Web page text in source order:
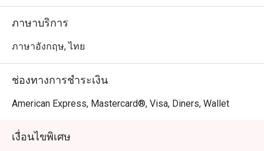
sushi deserves a mention — the rice
was noticeably better than what
sushi counters tucked next to a
Korean BBQ place. It's not omakase
quality, nor should you expect it to
that merely claim to have sushi. The
good. A pleasant surprise was the
และโอกาสพิเศษ เมนูเด่น ได้แก่ กุ้งแม่น้ำสด ซูชิและซาชิมิ
ซี่โครงหมูตุ๋นอบช้า พิซซ่า ไอศกรีมเทปปันยากิ และ
ช็อกโกแลตฟองดู
เหมาะสำหรับ: คนท้องถิ่นที่ชอบบุฟเฟ่ต์คุณภาพหลากหลาย
พร้อมบริการประทับใจ และคุ้มค่าเงิน นักท่องเที่ยวจะชื่น
ชอบทำเลสะดวกใกล้ MRT สุขุมวิท และรสชาติอาหาร
เหตุผลที่ควรมาลอง Seasonal Tastes
ภาษาบริการ
ภาษาอังกฤษ, ไทย
ช่องทางการชำระเงิน
American Express, Mastercard®, Visa, Diners, Wallet
เงื่อนไขพิเศษ